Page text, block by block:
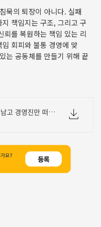
묵의 퇴장이 아니다. 실패
책임지는 구조, 그리고 구
뢰를 복원하는 책임 있는 리
회피와 불통 경영에 맞
는 공동체를 만들기 위해 끝
보도자료 260602 문제는 남고 경영진만 떠난다 카카오 공동체 책임경영 붕괴.docx